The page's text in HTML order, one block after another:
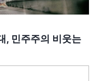
, 민주주의 비웃는